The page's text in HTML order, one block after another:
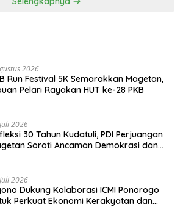
2026
Run Festival 5K Semarakkan Magetan,
Pelari Rayakan HUT ke-28 PKB
2026
30 Tahun Kudatuli, PDI Perjuangan
Soroti Ancaman Demokrasi dan
2026
Dukung Kolaborasi ICMI Ponorogo
Perkuat Ekonomi Kerakyatan dan